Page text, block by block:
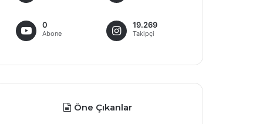
0
Abone
19.269
Takipçi
Öne Çıkanlar